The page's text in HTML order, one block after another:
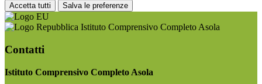
Accetta tutti Salva le preferenze
Istituto Comprensivo Completo Asola
Contatti
Istituto Comprensivo Completo Asola